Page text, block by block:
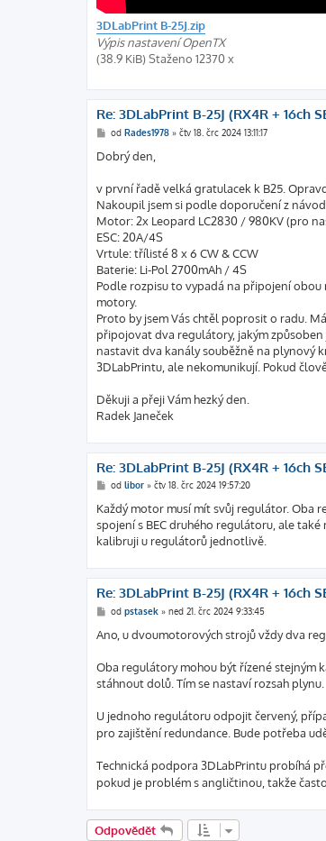
3DLabPrint B-25J.zip
Výpis nastavení OpenTX
(38.9 KiB) Staženo 12370 x
Re: 3DLabPrint B-25J (RX4R + 16ch
P
í
s
ě
v
e
k
od Rades1978» čtv 18. črc 2024 13:11:17
Dobrý den,
v první řadě velká gratulacek k B25.
Nakoupil jsem si podle doporučení z
Motor: 2x Leopard LC2830 / 980KV (pro
ESC: 20A/4S
Vrtule: třílisté 8 x 6 CW & CCW
Baterie: Li-Pol 2700mAh / 4S
Podle rozpisu to vypadá na připojení
motory.
Proto by jsem Vás chtěl poprosit o radu.
připojovat dva regulátory, jakým
nastavit dva kanály souběžně na plynový
3DLabPrintu, ale nekomunikují. Pokud
Děkuji a přeji Vám hezký den.
Radek Janeček
Re: 3DLabPrint B-25J (RX4R + 16ch
P
í
s
p
ě
v
k
od libor» čtv 18. črc 2024 19:57:20
Každý motor musí mít svůj regulátor. Oba
spojení s BEC druhého regulátoru, ale
kalibruji u regulátorů jednotlivě.
Re: 3DLabPrint B-25J (RX4R + 16ch
P
í
s
ě
v
e
od pstasek» ned 21. črc 2024 9:33:45
Ano, u dvoumotorových strojů vždy dva
Oba regulátory mohou být řízené stejným
stáhnout dolů. Tím se nastaví rozsah plynu.
U jednoho regulátoru odpojit červený,
pro zajištění redundance. Bude potřeba
Technická podpora 3DLabPrintu probíhá
pokud je problém s angličtinou, takže
Odpovědět